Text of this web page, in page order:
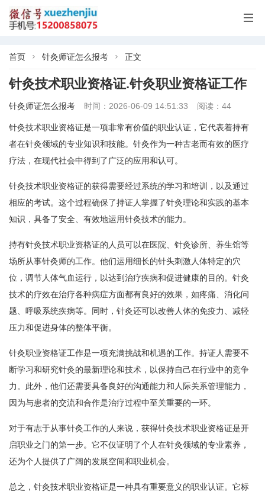

首页  针灸师证怎么报考  正文
针灸技术职业资格证.针灸职业资格证工作
针灸师证怎么报考 时间：2026-06-09 14:51:33 阅读：44
针灸技术职业资格证是一项非常有价值的职业认证，它代表着持有
者在针灸领域的专业知识和技能。针灸作为一种古老而有效的医疗
疗法，在现代社会中得到了广泛的应用和认可。
针灸技术职业资格证的获得需要经过系统的学习和培训，以及通过
相应的考试。这个过程确保了持证人掌握了针灸理论和实践的基本
知识，具备了安全、有效地运用针灸技术的能力。
持有针灸技术职业资格证的人员可以在医院、针灸诊所、养生馆等
场所从事针灸师的工作。他们运用细长的针头刺激人体特定的穴
位，调节人体气血运行，以达到治疗疾病和促进健康的目的。针灸
技术的疗效在治疗各种病症方面都有良好的效果，如疼痛、消化问
题、呼吸系统疾病等。同时，针灸还可以改善人体的免疫力、减轻
压力和促进身体的整体平衡。
针灸职业资格证工作是一项充满挑战和机遇的工作。持证人需要不
断学习和研究针灸的最新理论和技术，以保持自己在行业中的竞争
力。此外，他们还需要具备良好的沟通能力和人际关系管理能力，
因为与患者的交流和合作是治疗过程中至关重要的一环。
对于有志于从事针灸工作的人来说，获得针灸技术职业资格证是开
启职业之门的第一步。它不仅证明了个人在针灸领域的专业素养，
还为个人提供了广阔的发展空间和职业机会。
总之，针灸技术职业资格证是一种具有重要意义的职业认证。它标